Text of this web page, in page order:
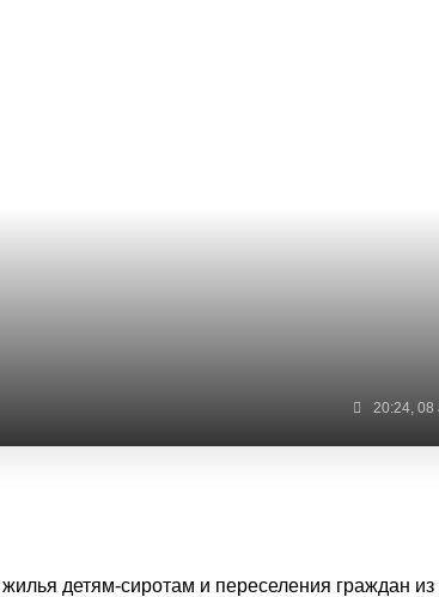
20:24, 08
детям-сиротам и переселения граждан